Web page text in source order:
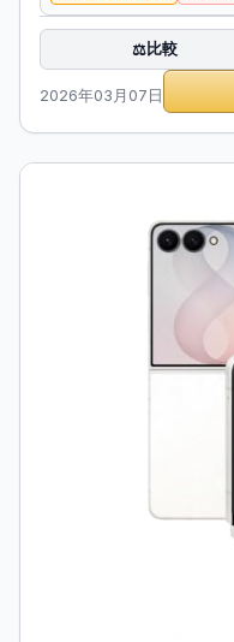
⚖️比較
2026年03月07日